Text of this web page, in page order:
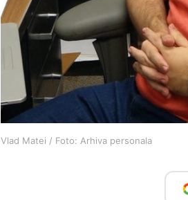
Vlad Matei / Foto: Arhiva personala